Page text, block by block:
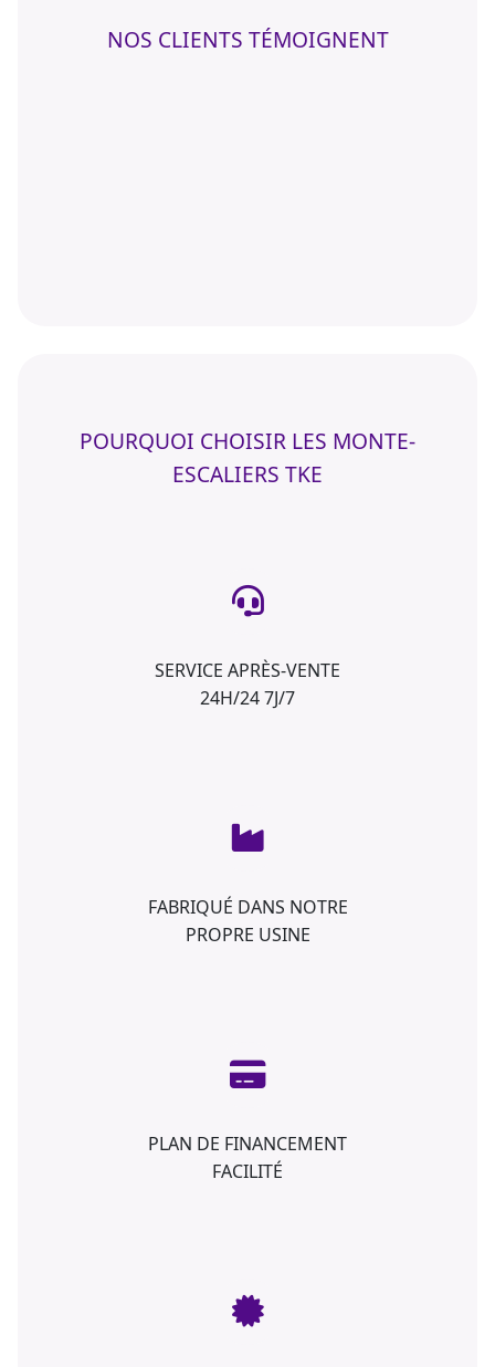
NOS CLIENTS TÉMOIGNENT
POURQUOI CHOISIR LES MONTE-
ESCALIERS TKE
SERVICE APRÈS-VENTE
24H/24 7J/7
FABRIQUÉ DANS NOTRE
PROPRE USINE
PLAN DE FINANCEMENT
FACILITÉ